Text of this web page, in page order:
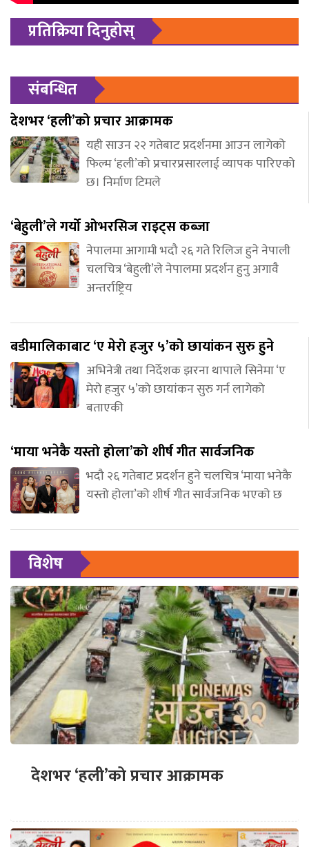
प्रतिक्रिया दिनुहोस्
संबन्धित
देशभर ‘हली’को प्रचार आक्रामक
यही साउन २२ गतेबाट प्रदर्शनमा आउन लागेको
फिल्म ‘हली’को प्रचारप्रसारलाई व्यापक पारिएको
छ। निर्माण टिमले
‘बेहुली’ले गर्यो ओभरसिज राइट्स कब्जा
नेपालमा आगामी भदौ २६ गते रिलिज हुने नेपाली
चलचित्र ‘बेहुली’ले नेपालमा प्रदर्शन हुनु अगावै
अन्तर्राष्ट्रिय
बडीमालिकाबाट ‘ए मेरो हजुर ५’को छायांकन सुरु हुने
अभिनेत्री तथा निर्देशक झरना थापाले सिनेमा ‘ए
मेरो हजुर ५’को छायांकन सुरु गर्न लागेको
बताएकी
‘माया भनेकै यस्तो होला’को शीर्ष गीत सार्वजनिक
भदौ २६ गतेबाट प्रदर्शन हुने चलचित्र ‘माया भनेकै
यस्तो होला’को शीर्ष गीत सार्वजनिक भएको छ
विशेष
देशभर ‘हली’को प्रचार आक्रामक